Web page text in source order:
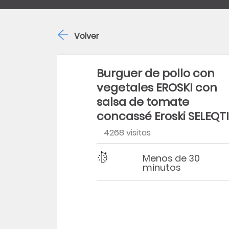
Burguer de pollo con
vegetales EROSKI con
salsa de tomate
concassé Eroski
4268 visitas
Dificultad
Tiempo Menos de 30
minutos
Volver